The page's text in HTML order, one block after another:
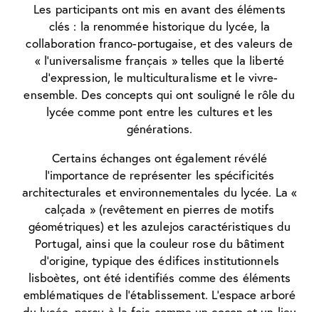
Les participants ont mis en avant des éléments
clés : la renommée historique du lycée, la
collaboration franco-portugaise, et des valeurs de
« l’universalisme français » telles que la liberté
d’expression, le multiculturalisme et le vivre-
ensemble. Des concepts qui ont souligné le rôle du
lycée comme pont entre les cultures et les
générations.
Certains échanges ont également révélé
l’importance de représenter les spécificités
architecturales et environnementales du lycée. La «
calçada » (revêtement en pierres de motifs
géométriques) et les azulejos caractéristiques du
Portugal, ainsi que la couleur rose du bâtiment
d’origine, typique des édifices institutionnels
lisboètes, ont été identifiés comme des éléments
emblématiques de l’établissement. L’espace arboré